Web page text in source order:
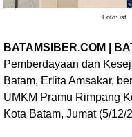
Foto: ist
BATAMSIBER.COM |
Pemberdayaan dan
Batam, Erlita Amsakar,
UMKM Pramu Rimpang
Kota Batam, Jumat (5/12/